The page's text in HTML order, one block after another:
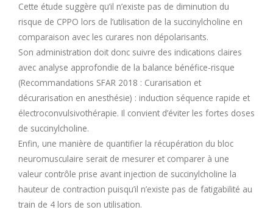
Cette étude suggère qu’il n’existe pas de diminution du
risque de CPPO lors de l’utilisation de la succinylcholine en
comparaison avec les curares non dépolarisants.
Son administration doit donc suivre des indications claires
avec analyse approfondie de la balance bénéfice-risque
(Recommandations SFAR 2018 : Curarisation et
décurarisation en anesthésie) : induction séquence rapide et
électroconvulsivothérapie. Il convient d’éviter les fortes doses
de succinylcholine.
Enfin, une manière de quantifier la récupération du bloc
neuromusculaire serait de mesurer et comparer à une
valeur contrôle prise avant injection de succinylcholine la
hauteur de contraction puisqu’il n’existe pas de fatigabilité au
train de 4 lors de son utilisation.